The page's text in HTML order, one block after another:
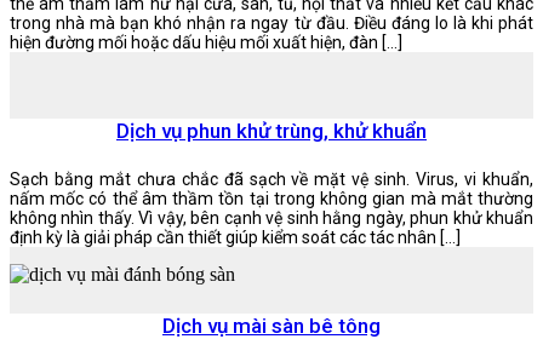
trong nhà mà bạn khó nhận ra ngay từ đầu. Điều đáng lo là khi phát
hiện đường mối hoặc dấu hiệu mối xuất hiện, đàn […]
Dịch vụ phun khử trùng, khử khuẩn
Sạch bằng mắt chưa chắc đã sạch về mặt vệ sinh. Virus, vi khuẩn,
nấm mốc có thể âm thầm tồn tại trong không gian mà mắt thường
không nhìn thấy. Vì vậy, bên cạnh vệ sinh hằng ngày, phun khử khuẩn
định kỳ là giải pháp cần thiết giúp kiểm soát các tác nhân […]
Dịch vụ mài sàn bê tông